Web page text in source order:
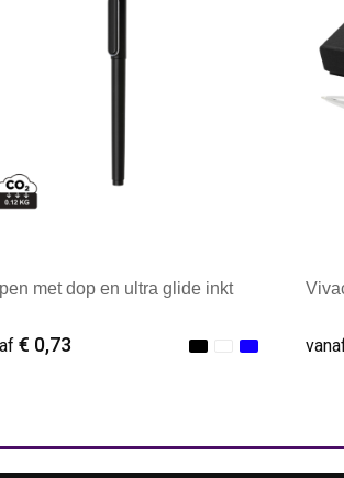
met dop en ultra glide inkt
€ 0,73